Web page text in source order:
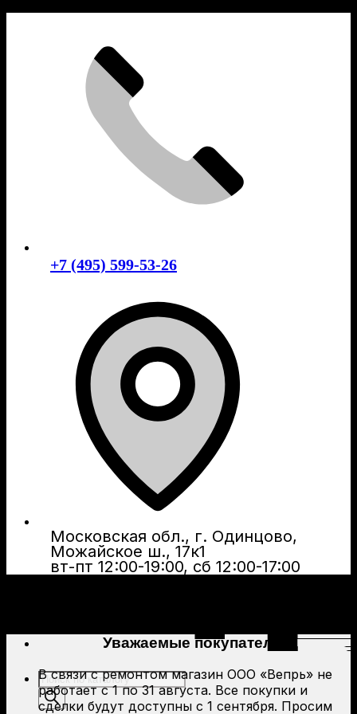
+7 (495) 599-53-26
Московская обл., г. Одинцово,
Можайское ш., 17к1
вт-пт 12:00-19:00, сб 12:00-17:00
Поиск
товаров
Уважаемые покупатели!
В связи с ремонтом магазин ООО «Вепрь» не
работает с 1 по 31 августа. Все покупки и
сделки будут доступны с 1 сентября. Просим